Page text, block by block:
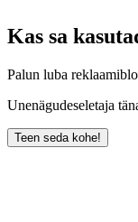
Kas sa
Palun luba
Unenägudeseletaja
Teen seda kohe!